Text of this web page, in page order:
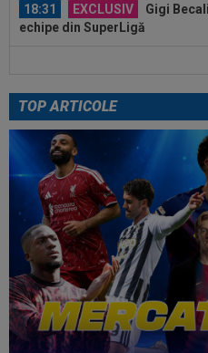
18:31 EXCLUSIV
Gigi
echipe din SuperLigă
Catalanii anunță:
18:20
(P) O nouă etapă a
Superbet pentru etapa #4
18:51 LIVE VIDEO&SCORE
Bistrița 0-0, ACUM, DGS 1.
etapei...
18:48
Dinamo - FC Voluntari
21:30, la DGS 1. Egalitate de
18:48
Probleme pentru
Dinamo? Ce a spus Nuno
18:36 OFICIAL
Franco
TOP ARTICOLE